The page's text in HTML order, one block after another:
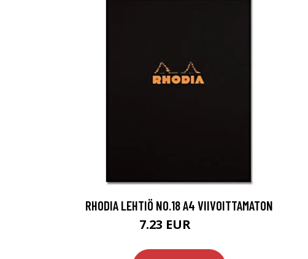
RHODIA LEHTIÖ NO.18 A4 VIIVOITTAMATON
7.23 EUR